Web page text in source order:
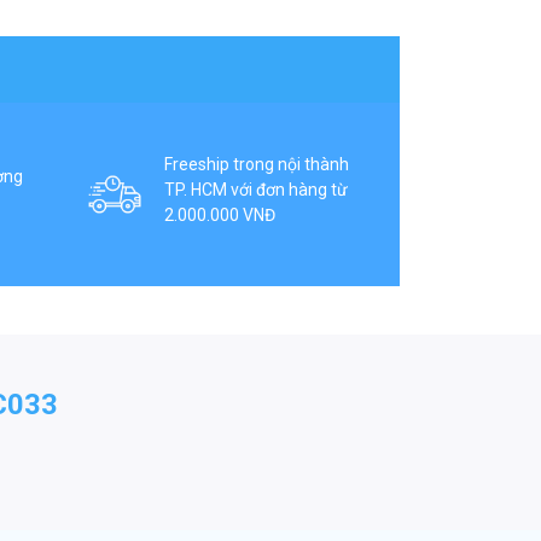
Freeship trong nội thành
TP. HCM với đơn hàng từ
2.000.000 VNĐ